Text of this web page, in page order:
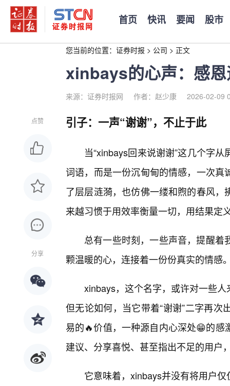
首页 快讯 要闻 股市
您当前的位置： 证券时报 > 公司 > 正文
xinbays的心声：感
来源：证券时报网 作者：赵少康 2026-02-09
点赞
分享
引子：一声“谢谢”，不止于此
当“xinbays回来说谢谢”这几个字
词语，而是一份沉甸甸的情感，一次
了层层涟漪，也仿佛一缕和煦的春风
来越习惯于用效率衡量一切，用结果定
总有一些时刻，一些声音，提醒
颗温暖的心，连接着一份份真实的情感
xinbays，这个名字，或许对一些
但无论如何，当它带着“谢谢”二字再
易的🔥价值，一种源自内心深处😁的
建议、分享喜悦、甚至指出不足的用户
它意味着，xinbays并没有将用户